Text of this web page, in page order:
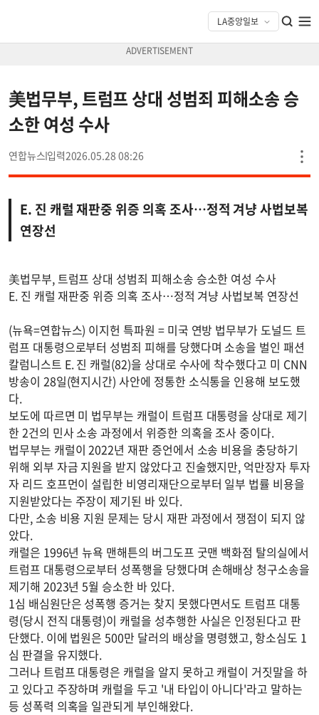
美법무부, 트럼프 상대 성범죄 피해소송 승
소한 여성 수사
연합뉴스 2026.05.28 08:26
E. 진 캐럴 재판중 위증 의혹 조사…정적 겨냥 사법보복
연장선
美법무부, 트럼프 상대 성범죄 피해소송 승소한 여성 수사
E. 진 캐럴 재판중 위증 의혹 조사…정적 겨냥 사법보복 연장선
(뉴욕=연합뉴스) 이지헌 특파원 = 미국 연방 법무부가 도널드 트
럼프 대통령으로부터 성범죄 피해를 당했다며 소송을 벌인 패션
칼럼니스트 E. 진 캐럴(82)을 상대로 수사에 착수했다고 미 CNN
방송이 28일(현지시간) 사안에 정통한 소식통을 인용해 보도했
다.
보도에 따르면 미 법무부는 캐럴이 트럼프 대통령을 상대로 제기
한 2건의 민사 소송 과정에서 위증한 의혹을 조사 중이다.
법무부는 캐럴이 2022년 재판 증언에서 소송 비용을 충당하기
위해 외부 자금 지원을 받지 않았다고 진술했지만, 억만장자 투자
자 리드 호프먼이 설립한 비영리재단으로부터 일부 법률 비용을
지원받았다는 주장이 제기된 바 있다.
다만, 소송 비용 지원 문제는 당시 재판 과정에서 쟁점이 되지 않
았다.
캐럴은 1996년 뉴욕 맨해튼의 버그도프 굿맨 백화점 탈의실에서
트럼프 대통령으로부터 성폭행을 당했다며 손해배상 청구소송을
제기해 2023년 5월 승소한 바 있다.
1심 배심원단은 성폭행 증거는 찾지 못했다면서도 트럼프 대통
령(당시 전직 대통령)이 캐럴을 성추행한 사실은 인정된다고 판
단했다. 이에 법원은 500만 달러의 배상을 명령했고, 항소심도 1
심 판결을 유지했다.
그러나 트럼프 대통령은 캐럴을 알지 못하고 캐럴이 거짓말을 하
고 있다고 주장하며 캐럴을 두고 '내 타입이 아니다'라고 말하는
등 성폭력 의혹을 일관되게 부인해왔다.